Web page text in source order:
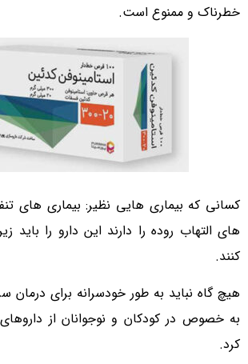
خطرناک و ممنوع است.
کسانی که بیماری هایی نظیر: بیماری های
های التهاب روده را دارند این دارو را
کنند.
هیچ گاه نباید به طور خودسرانه برای درمان
به خصوص در کودکان و نوجوانان از داروهای
کرد.